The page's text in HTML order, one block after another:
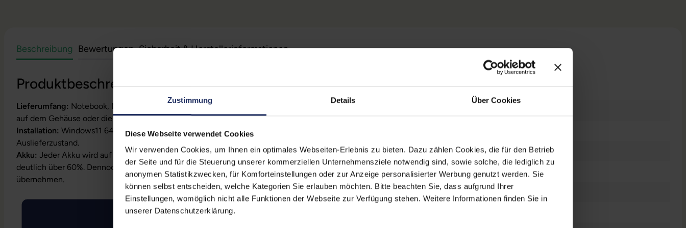
Zustimmung Details Über Cookies
Diese Webseite verwendet Cookies
Wir verwenden Cookies, um Ihnen ein optimales Webseiten-Erlebnis zu bieten. Dazu zählen Cookies, die für den Betrieb
der Seite und für die Steuerung unserer kommerziellen Unternehmensziele notwendig sind, sowie solche, die lediglich zu
anonymen Statistikzwecken, für Komforteinstellungen oder zur Anzeige personalisierter Werbung genutzt werden. Sie
können selbst entscheiden, welche Kategorien Sie erlauben möchten. Bitte beachten Sie, dass aufgrund Ihrer
Einstellungen, womöglich nicht alle Funktionen der Webseite zur Verfügung stehen. Weitere Informationen finden Sie in
unserer Datenschutzerklärung.
Beschreibung Bewertungen Sicherheit & Herstellerinformationen
Produktbeschreibung
Lieferumfang: Notebook, Netzteil, Akku, Produktschlüssel (Der Aufkleber befindet sich
auf dem Gehäuse oder die Lizenz ist bereits digital hinterlegt)
Installation: Windows11 64Bit vorinstalliert inklusive Wiederherstellungsmöglichkeit auf
Auslieferzustand.
Akku: Jeder Akku wird auf Funktion geprüft. Die Akku-Kapazität liegt im Normalfall
deutlich über 60%. Dennoch können wir keine Garantieleistungen auf Akkulaufzeiten
übernehmen.
Technische Daten
Betriebssystem: Windows 11 Professional
Prozessorkerne: 4
Displayart: Mattes Display